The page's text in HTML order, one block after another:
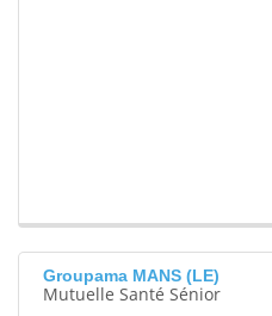
Groupama MANS (LE)
Mutuelle Santé Sénior